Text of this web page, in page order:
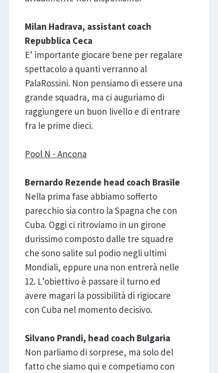
Milan Hadrava, assistant coach
Repubblica Ceca
E’ importante giocare bene per regalare
spettacolo a quanti verranno al
PalaRossini. Non pensiamo di essere una
grande squadra, ma ci auguriamo di
raggiungere un buon livello e di entrare
fra le prime dieci.
Pool N - Ancona
Bernardo Rezende head coach Brasile
Nella prima fase abbiamo sofferto
parecchio sia contro la Spagna che con
Cuba. Oggi ci ritroviamo in un girone
durissimo composto dalle tre squadre
che sono salite sul podio negli ultimi
Mondiali, eppure una non entrerà nelle
12. L’obiettivo è passare il turno ed
avere magari la possibilità di rigiocare
con Cuba nel momento decisivo.
Silvano Prandi, head coach Bulgaria
Non parliamo di sorprese, ma solo del
fatto che siamo qui e competiamo con